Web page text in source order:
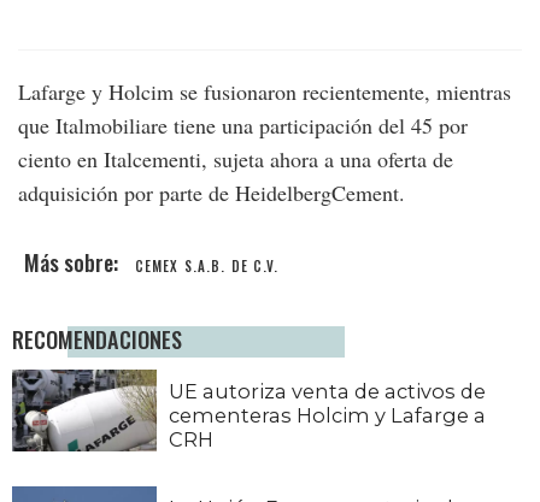
Lafarge y Holcim se fusionaron recientemente, mientras
que Italmobiliare tiene una participación del 45 por
ciento en Italcementi, sujeta ahora a una oferta de
adquisición por parte de HeidelbergCement.
CEMEX S.A.B. DE C.V.
RECOMENDACIONES
UE autoriza venta de activos de
cementeras Holcim y Lafarge a
CRH